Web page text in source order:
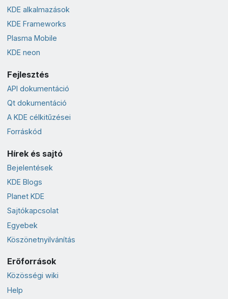
KDE alkalmazások
KDE Frameworks
Plasma Mobile
KDE neon
Fejlesztés
API dokumentáció
Qt dokumentáció
A KDE célkitűzései
Forráskód
Hírek és sajtó
Bejelentések
KDE Blogs
Planet KDE
Sajtókapcsolat
Egyebek
Köszönetnyilvánítás
Erőforrások
Közösségi wiki
Help